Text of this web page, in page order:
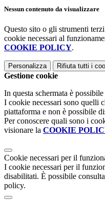
Nessun contenuto da visualizzare
Questo sito o gli strumenti
cookie necessari al
COOKIE POLICY.
Personalizza Rifiuta tutti i
Gestione cookie
In questa schermata è
I cookie necessari sono quelli
piattaforma e non è possibile
Per conoscere quali sono i
visionare la COOKIE
Cookie necessari per il
I cookie necessari per il
disabilitati. È possibile
policy.